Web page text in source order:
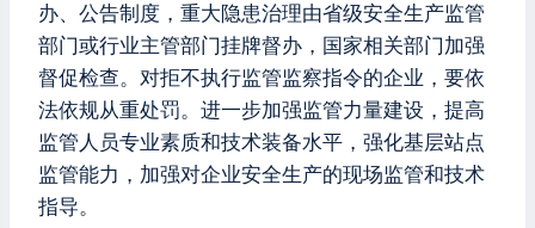
办、公告制度，重大隐患治理由省级安全生产监管
部门或行业主管部门挂牌督办，国家相关部门加强
督促检查。对拒不执行监管监察指令的企业，要依
法依规从重处罚。进一步加强监管力量建设，提高
监管人员专业素质和技术装备水平，强化基层站点
监管能力，加强对企业安全生产的现场监管和技术
指导。